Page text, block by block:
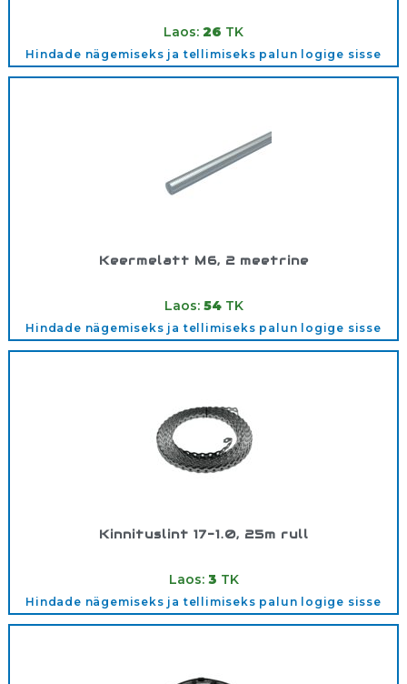
Laos: 26 TK
Hindade nägemiseks ja tellimiseks palun logige sisse
Keermelatt M6, 2 meetrine
Laos: 54TK
Hindade nägemiseks ja tellimiseks palun logige sisse
Kinnituslint 17-1.0, 25m rull
Laos: 3 TK
Hindade nägemiseks ja tellimiseks palun logige sisse